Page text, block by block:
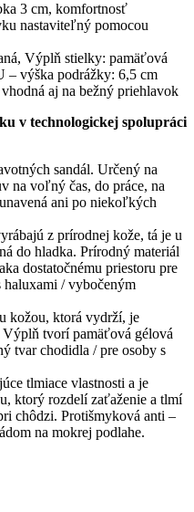
3 cm, komfortnosť
nastaviteľný pomocou
Výplň stielky: pamäťová
– výška podrážky: 6,5 cm
aj na bežný priehlavok
v technologickej spolupráci
sandál. Určený na
na voľný čas, do práce, na
ani po niekoľkých
z prírodnej kože, tá je u
do hladka. Prírodný materiál
dostatočnému priestoru pre
haluxami / vybočeným
kožou, ktorá vydrží, je
tvorí pamäťová gélová
tvar chodidla / pre osoby s
tlmiace vlastnosti a je
ktorý rozdelí zaťaženie a tlmí
chôdzi. Protišmyková anti –
na mokrej podlahe.